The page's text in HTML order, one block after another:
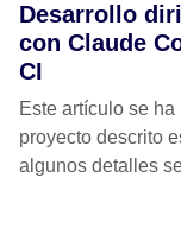
Desarrollo
con Claude
CI
Este artículo se ha
proyecto descrito
algunos detalles